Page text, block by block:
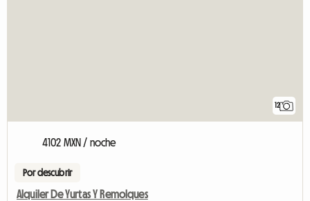
12
4102 MXN / noche
Por descubrir
Alquiler De Yurtas Y Remolques